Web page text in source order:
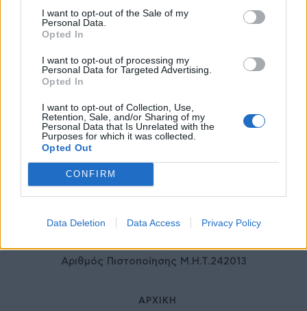
I want to opt-out of the Sale of my
Personal Data.
Opted In
I want to opt-out of processing my
Personal Data for Targeted Advertising.
Opted In
I want to opt-out of Collection, Use,
Retention, Sale, and/or Sharing of my
Personal Data that Is Unrelated with the
Purposes for which it was collected.
Opted Out
CONFIRM
Data Deletion Data Access Privacy Policy
ιδιωτικού τομέα
27 Φεβρουαρίου 2026
© HealthStories - All rights reserved.
Αριθμός Πιστοποίησης Μ.Η.Τ.242013
ΑΡΧΙΚΉ